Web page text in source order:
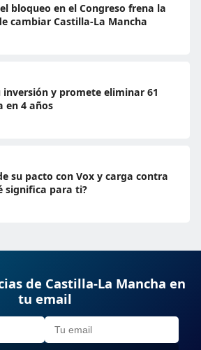
bloqueo en el Congreso frena la
cambiar Castilla-La Mancha
inversión y promete eliminar 61
en 4 años
su pacto con Vox y carga contra
significa para ti?
de Castilla-La Mancha en
tu email